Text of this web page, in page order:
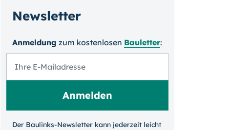
Newsletter
Anmeldung zum kosten­losen Bauletter:
Der Baulinks-Newsletter kann jeder­zeit leicht